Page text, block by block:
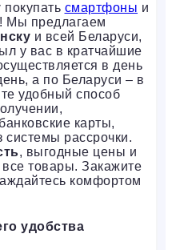
покупать смартфоны и
Мы предлагаем
и всей Беларуси,
у вас в кратчайшие
в день
а по Беларуси – в
удобный способ
карты,
системы рассрочки.
, выгодные цены и
товары. Закажите
комфортом
удобства